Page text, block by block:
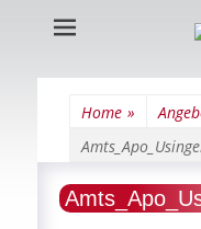
Home »